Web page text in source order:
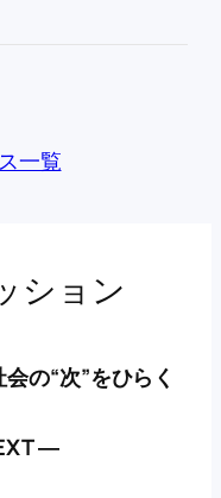
一覧
ション
の“次”をひらく
―